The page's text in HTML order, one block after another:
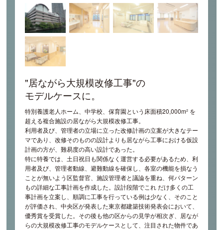
"居ながら大規模改修工事"の
モデルケースに。
特別養護老人ホーム、中学校、保育園という床面積20,000m² を
超える複合施設の居ながら大規模改修工事。
利用者及び、管理者の立場に立った改修計画の立案が大きなテー
マであり、改修そのものの設計よりも居ながら工事における仮設
計画の方が、難易度の高い設計であった。
特に特養では、土日祝日も関係なく運営する必要があるため、利
用者及び、管理者動線、避難動線を確保し、各室の機能を損なう
ことが無いよう区監督官、施設管理者と議論を重ね、何パターン
もの詳細な工事計画を作成した。設計段階でこれ だけ多くの工
事計画を立案し、順調に工事を行っている例は少なく、そのこと
が評価され、中央区が発表した東京都建築技術発表会において、
優秀賞を受賞した。その後も他の区からの見学が相次ぎ、居なが
らの大規模改修工事のモデルケースとして、注目された物件であ